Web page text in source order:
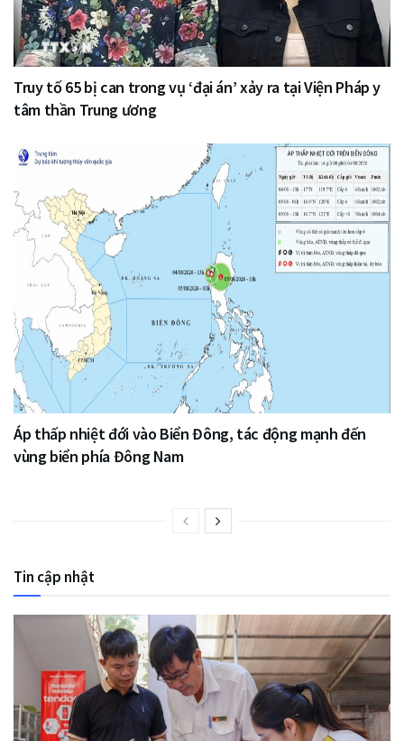
Truy tố 65 bị can trong vụ ‘đại án’ xảy ra tại Viện Pháp y
tâm thần Trung ương
Áp thấp nhiệt đới vào Biển Đông, tác động mạnh đến
vùng biển phía Đông Nam
Tin cập nhật